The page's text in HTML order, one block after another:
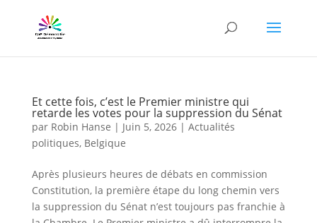
Et cette fois, c’est le Premier ministre qui
retarde les votes pour la suppression du Sénat
par Robin Hanse | Juin 5, 2026| Actualités
politiques, Belgique
Après plusieurs heures de débats en commission
Constitution, la première étape du long chemin vers
la suppression du Sénat n’est toujours pas franchie à